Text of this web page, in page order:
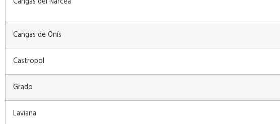
Cangas de Onís
Castropol
Grado
Laviana